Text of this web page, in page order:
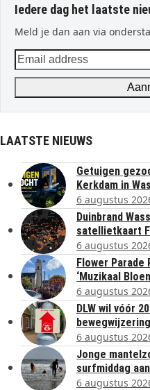
Iedere dag het laatste
Meld je dan aan via
Email
address
LAATSTE NIEUWS
Getuigen
Kerkdam in
6 augustus
Duinbrand
satellietkaart
6 augustus
Flower
‘Muzikaal
6 augustus
DLW wil vóór
6 augustus
Jonge
surfmiddag
6 augustus